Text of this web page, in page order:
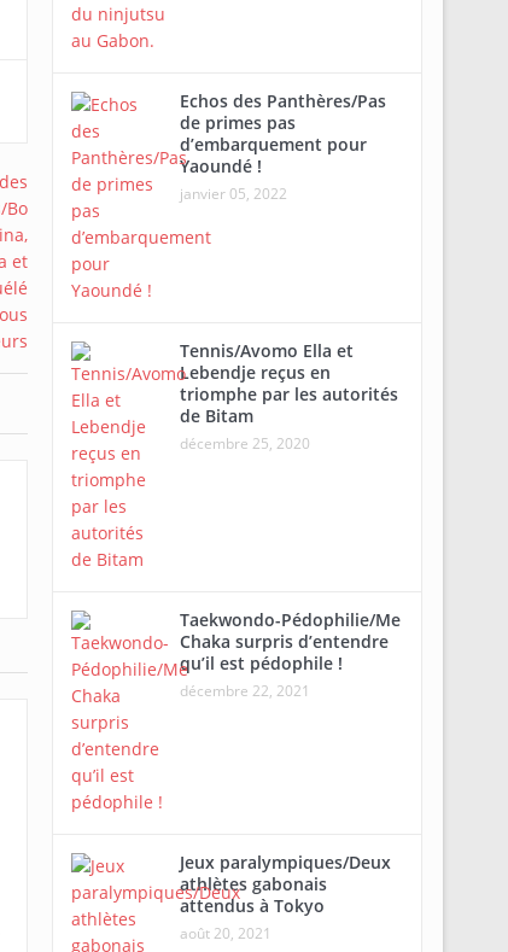
Echos des Panthères/Pas
de primes pas
d’embarquement pour
Yaoundé !
janvier 05, 2022
Tennis/Avomo Ella et
Lebendje reçus en
triomphe par les autorités
de Bitam
décembre 25, 2020
Taekwondo-Pédophilie/Me
Chaka surpris d’entendre
qu’il est pédophile !
décembre 22, 2021
Jeux paralympiques/Deux
athlètes gabonais
attendus à Tokyo
août 20, 2021